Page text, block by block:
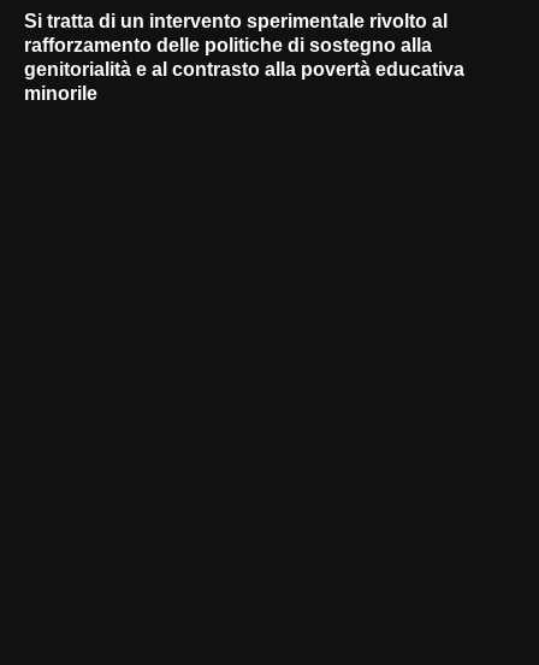
Si tratta di un intervento sperimentale rivolto al
rafforzamento delle politiche di sostegno alla
genitorialità e al contrasto alla povertà educativa
minorile